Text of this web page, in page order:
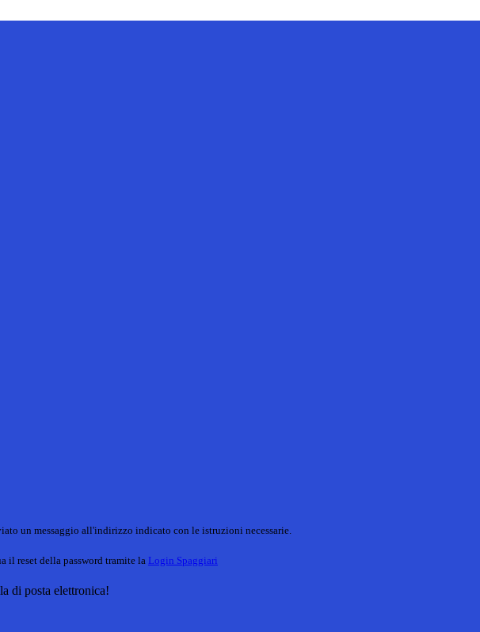
un messaggio all'indirizzo indicato con le istruzioni necessarie.
il reset della password tramite la Login Spaggiari
di posta elettronica!